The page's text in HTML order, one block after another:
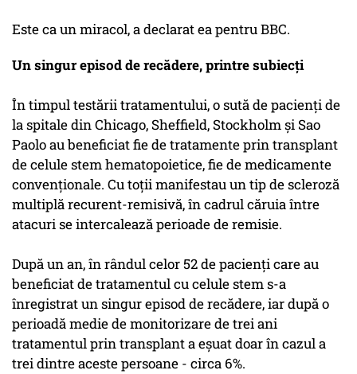
Este ca un miracol, a declarat ea pentru BBC.
Un singur episod de recădere, printre subiecți
În timpul testării tratamentului, o sută de pacienţi de
la spitale din Chicago, Sheffield, Stockholm şi Sao
Paolo au beneficiat fie de tratamente prin transplant
de celule stem hematopoietice, fie de medicamente
convenţionale. Cu toţii manifestau un tip de scleroză
multiplă recurent-remisivă, în cadrul căruia între
atacuri se intercalează perioade de remisie.
După un an, în rândul celor 52 de pacienţi care au
beneficiat de tratamentul cu celule stem s-a
înregistrat un singur episod de recădere, iar după o
perioadă medie de monitorizare de trei ani
tratamentul prin transplant a eşuat doar în cazul a
trei dintre aceste persoane - circa 6%.